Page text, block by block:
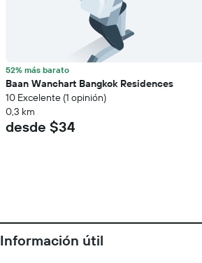
52% más barato
Baan Wanchart Bangkok Residences
10 Excelente (1 opinión)
0,3 km
desde $34
Información útil